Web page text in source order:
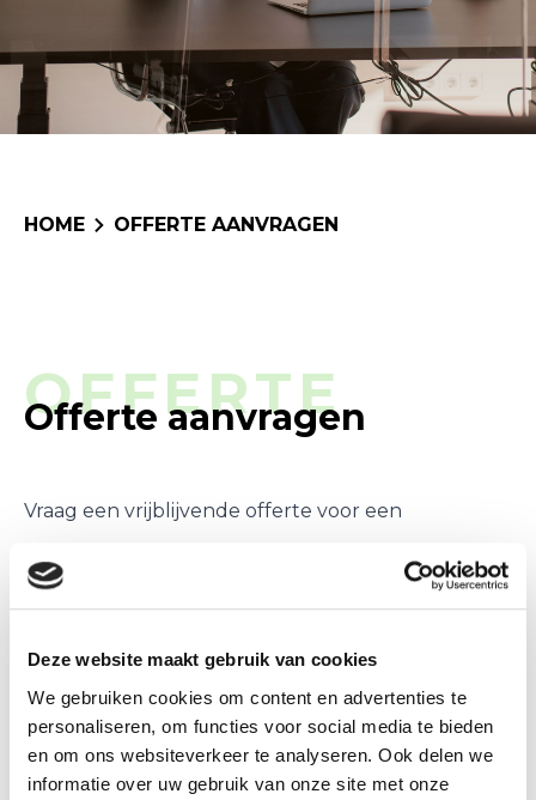
Deze website maakt gebruik van cookies
We gebruiken cookies om content en advertenties te
personaliseren, om functies voor social media te bieden
en om ons websiteverkeer te analyseren. Ook delen we
informatie over uw gebruik van onze site met onze
HOME OFFERTE AANVRAGEN
OFFERTE
Offerte aanvragen
Vraag een vrijblijvende offerte voor een
Stuur ons een bericht met het gewenste model,
TIP: als u losse ballonnen erbij wilt in dezelfde
kleuren zijn deze te bestellen via onze